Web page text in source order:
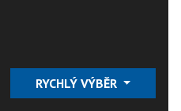
RYCHLÝ VÝBĚR